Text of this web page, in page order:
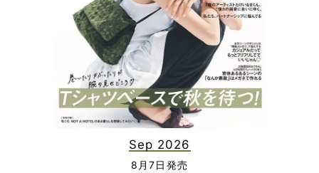
Sep 2026
8月7日発売